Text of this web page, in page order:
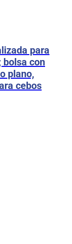
para
bolsa con
plano,
cebos